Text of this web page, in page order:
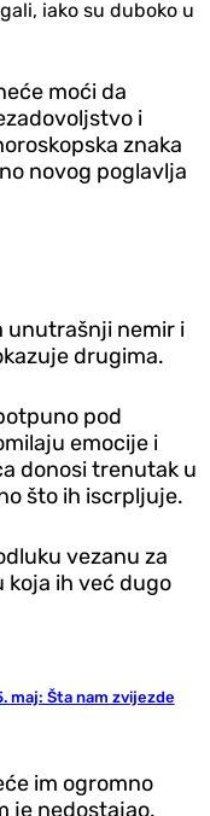
iako su duboko u
moći da
i
znaka
novog poglavlja
unutrašnji nemir i
drugima.
pod
emocije i
donosi trenutak u
što ih iscrpljuje.
vezanu za
koja ih već dugo
maj: Šta nam zvijezde
im ogromno
je nedostajao.